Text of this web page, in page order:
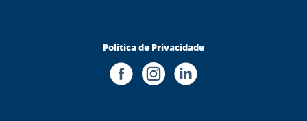
Política de Privacidade